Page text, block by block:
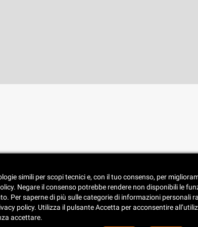
e consegna
di vendita
simili per scopi tecnici e, con il tuo consenso, per
Negare il consenso potrebbe rendere non disponibili le
Per saperne di più sulle categorie di informazioni personali
policy. Utilizza il pulsante Accetta per acconsentire
accettare.